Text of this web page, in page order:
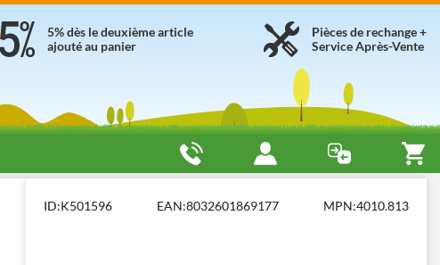
Pièces de rechange +
Service Après-Vente
5% dès le deuxième article
ajouté au panier
ID:K501596 EAN:8032601869177 MPN:4010.813